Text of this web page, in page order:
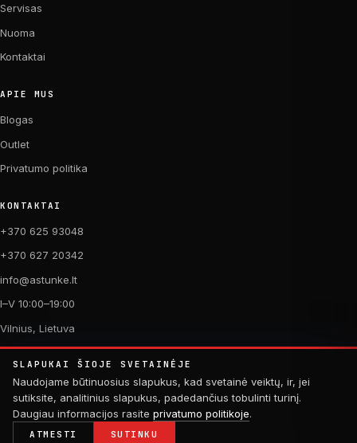
Servisas
Nuoma
Kontaktai
APIE MUS
Blogas
Outlet
Privatumo politika
KONTAKTAI
+370 625 93048
+370 627 20342
info@astunke.lt
I–V 10:00–19:00
Vilnius, Lietuva
© 2026 AŠTUNKĖ. VISOS TEISĖS SAUGOMOS.
PAGAMINTA SU MEILE DVIRAČIAMS. 🚴
SLAPUKAI ŠIOJE SVETAINĖJE
Naudojame būtinuosius slapukus, kad svetainė veiktų, ir, jei
sutiksite, analitinius slapukus, padedančius tobulinti turinį.
Daugiau informacijos rasite privatumo politikoje.
ATMESTI SUTINKU